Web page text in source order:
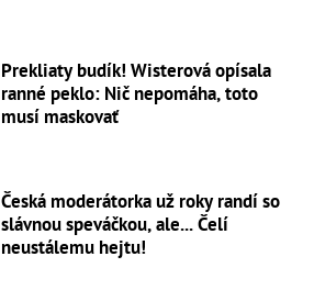
Prekliaty budík! Wisterová opísala
ranné peklo: Nič nepomáha, toto
musí maskovať
Česká moderátorka už roky randí so
slávnou speváčkou, ale... Čelí
neustálemu hejtu!